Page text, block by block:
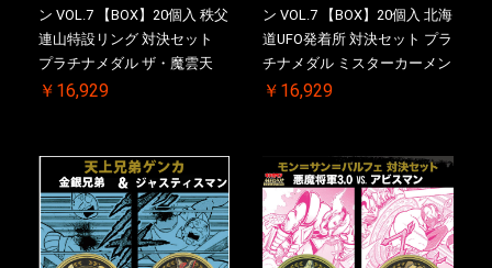
ン VOL.7 【BOX】20個入 秩父
連山特設リング 対決セット
プラチナメダル ザ・魔雲天
VS. テリーマン 3.0 初回シリア
売品)付
￥16,929
ン VOL.7 【BOX】20個入 北海
道UFO発着所 対決セット プラ
チナメダル ミスターカーメン
VS. ブロッケン Jr. 2.0 初回シ
ル(非売品)付
￥16,929